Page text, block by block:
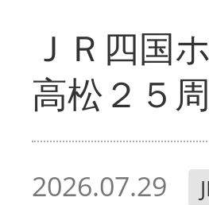
ＪＲ四国
高松２５
2026.07.29